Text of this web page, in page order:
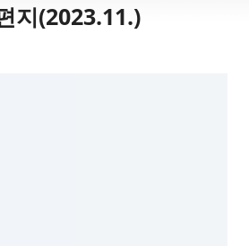
지(2023.11.)